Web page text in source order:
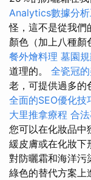
Analytics數據分
怪，這不是從我們
顏色（加上八種顏
餐外燴料理 墓園
道理的。 全瓷冠
老，可提供過多的
全面的SEO優化技
大里推拿療程 合
您可以在化妝品中
緩皮膚或在化妝下
對防曬霜和海洋污
綠色的替代方案上